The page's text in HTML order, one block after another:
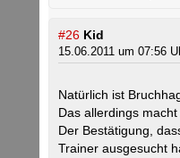
#26 Kid
15.06.2011 um 07:56
Natürlich ist
Das allerdings
Der Bestätigung,
Trainer ausgesucht